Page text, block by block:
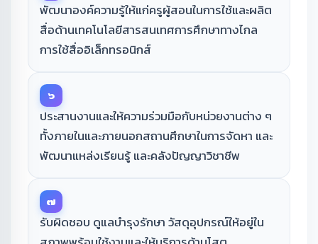
พัฒนาองค์ความรู้ให้แก่ครูผู้สอนในการใช้และผลิต
สื่อด้านเทคโนโลยีสารสนเทศการศึกษาทางไกล
การใช้สื่ออิเล็กทรอนิกส์
๖
ประสานงานและให้ความร่วมมือกับหน่วยงานต่าง ๆ
ทั้งภายในและภายนอกสถานศึกษาในการจัดหา และ
พัฒนาแหล่งเรียนรู้ และคลังปัญญาวิชาชีพ
๗
รับผิดชอบ ดูแลบำรุงรักษา วัสดุอุปกรณ์ให้อยู่ใน